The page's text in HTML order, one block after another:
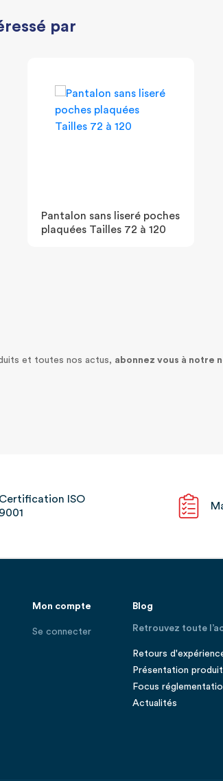
par
Pantalon sans liseré poches
plaquées Tailles 72 à 120
et toutes nos actus, abonnez vous à notre
Certification ISO
9001
Mon compte
Se connecter
Blog
Retrouvez toute
Retours
Présentation
Focus
Actualités